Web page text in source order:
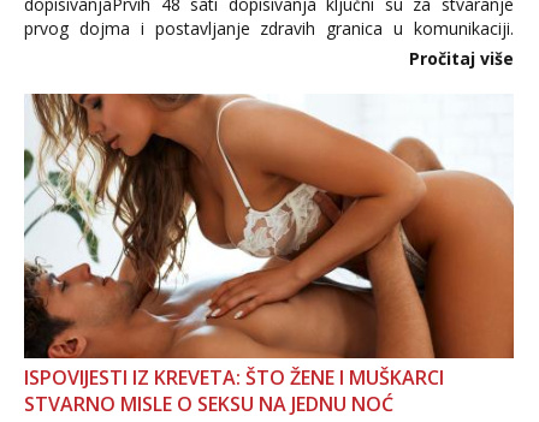
prvog dojma i postavljanje zdravih granica u komunikaciji.
Važno je izbjeći prebrzo otkrivanje osobnih ili intimnih
informacija, jer nepoznata osoba još nije zaslužila to
povjerenje. Takođe...
Pročitaj više
ISPOVIJESTI IZ KREVETA: ŠTO ŽENE I MUŠKARCI
STVARNO MISLE O SEKSU NA JEDNU NOĆ